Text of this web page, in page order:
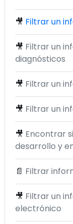
🎥 Filtrar un
🎥 Filtrar un
diagnósticos
🎥 Filtrar un
🎥 Filtrar un
🎥 Encontrar
desarrollo y
📄 Filtrar
🎥 Filtrar un
electrónico